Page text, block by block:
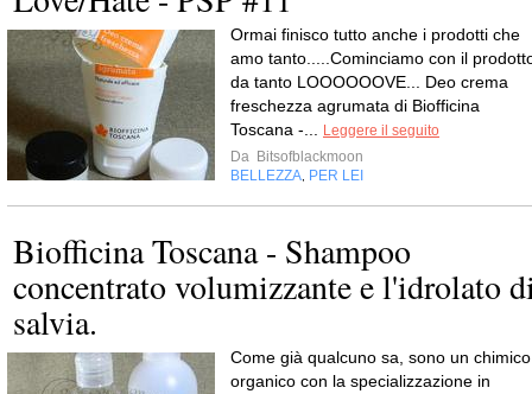
Ormai finisco tutto anche i prodotti che
amo tanto.....Cominciamo con il
da tanto LOOOOOOVE... Deo crema
freschezza agrumata di Biofficina
Toscana -...
Leggere il seguito
Da Bitsofblackmoon
BELLEZZA PER LEI
Biofficina Toscana - Shampoo
concentrato volumizzante e l'idrolato
salvia.
Come già qualcuno sa, sono un chimico
organico con la specializzazione in